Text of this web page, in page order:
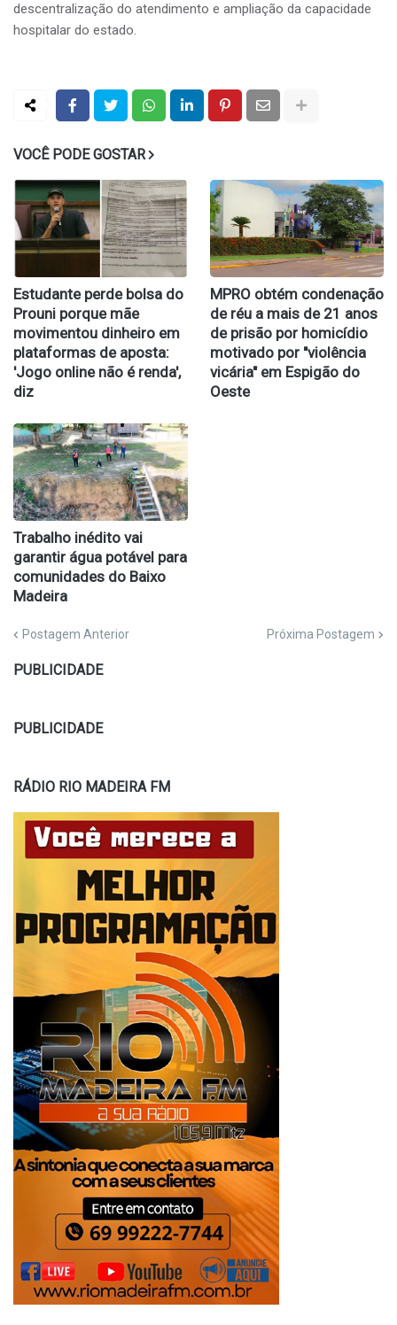
descentralização do atendimento e ampliação da capacidade
hospitalar do estado.
VOCÊ PODE GOSTAR
Estudante perde bolsa do
Prouni porque mãe
movimentou dinheiro em
plataformas de aposta:
'Jogo online não é renda',
diz
MPRO obtém condenação
de réu a mais de 21 anos
de prisão por homicídio
motivado por "violência
vicária" em Espigão do
Oeste
Trabalho inédito vai
garantir água potável para
comunidades do Baixo
Madeira
Postagem Anterior Próxima Postagem
PUBLICIDADE
PUBLICIDADE
RÁDIO RIO MADEIRA FM